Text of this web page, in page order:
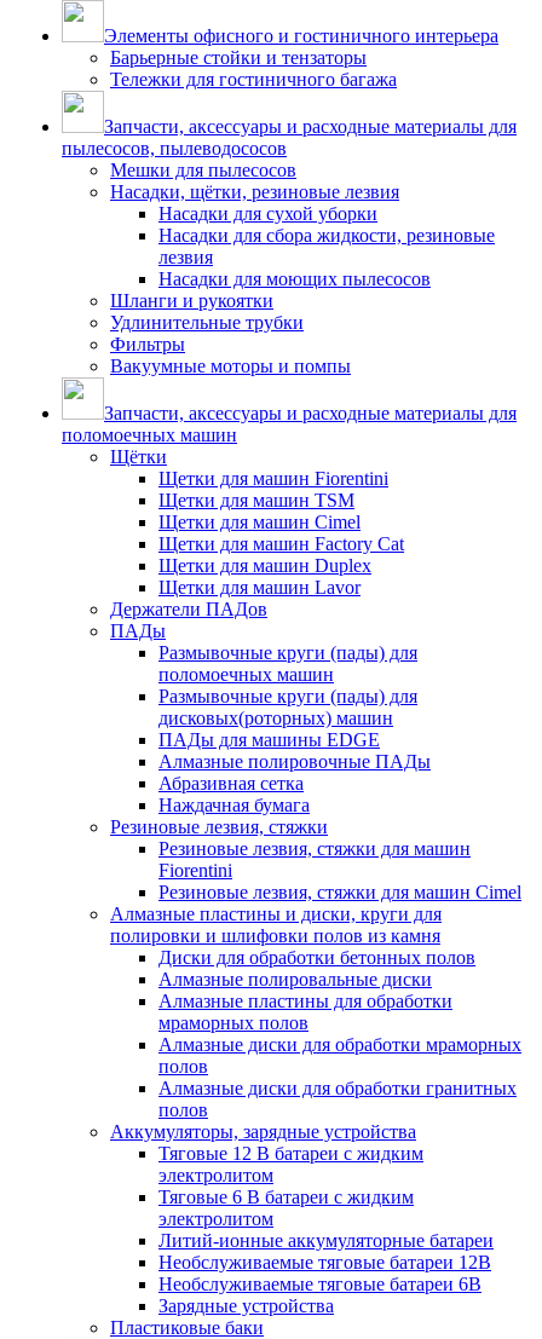
Элементы офисного и гостиничного интерьера
Барьерные стойки и тензаторы
Тележки для гостиничного багажа
Запчасти, аксессуары и расходные материалы для
пылесосов, пылеводососов
Мешки для пылесосов
Насадки, щётки, резиновые лезвия
Насадки для сухой уборки
Насадки для сбора жидкости, резиновые
лезвия
Насадки для моющих пылесосов
Шланги и рукоятки
Удлинительные трубки
Фильтры
Вакуумные моторы и помпы
Запчасти, аксессуары и расходные материалы для
поломоечных машин
Щётки
Щетки для машин Fiorentini
Щетки для машин TSM
Щетки для машин Cimel
Щетки для машин Factory Cat
Щетки для машин Duplex
Щетки для машин Lavor
Держатели ПАДов
ПАДы
Размывочные круги (пады) для
поломоечных машин
Размывочные круги (пады) для
дисковых(роторных) машин
ПАДы для машины EDGE
Алмазные полировочные ПАДы
Абразивная сетка
Наждачная бумага
Резиновые лезвия, стяжки
Резиновые лезвия, стяжки для машин
Fiorentini
Резиновые лезвия, стяжки для машин Cimel
Алмазные пластины и диски, круги для
полировки и шлифовки полов из камня
Диски для обработки бетонных полов
Алмазные полировальные диски
Алмазные пластины для обработки
мраморных полов
Алмазные диски для обработки мраморных
полов
Алмазные диски для обработки гранитных
полов
Аккумуляторы, зарядные устройства
Тяговые 12 В батареи с жидким
электролитом
Тяговые 6 В батареи с жидким
электролитом
Литий-ионные аккумуляторные батареи
Необслуживаемые тяговые батареи 12В
Необслуживаемые тяговые батареи 6В
Зарядные устройства
Пластиковые баки